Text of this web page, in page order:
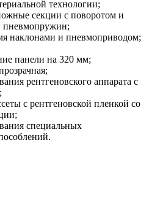
технологии;
секции с поворотом и
наклонами и пневмоприводом;
панели на 320 мм;
рентгеновского аппарата с
с рентгеновской пленкой со
специальных